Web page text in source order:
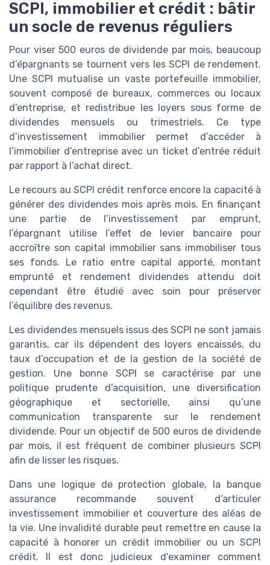
SCPI, immobilier et crédit : bâtir
un socle de revenus réguliers
Pour viser 500 euros de dividende par mois, beaucoup
d’épargnants se tournent vers les SCPI de rendement.
Une SCPI mutualise un vaste portefeuille immobilier,
souvent composé de bureaux, commerces ou locaux
d’entreprise, et redistribue les loyers sous forme de
dividendes mensuels ou trimestriels. Ce type
d’investissement immobilier permet d’accéder à
l’immobilier d’entreprise avec un ticket d’entrée réduit
par rapport à l’achat direct.
Le recours au SCPI crédit renforce encore la capacité à
générer des dividendes mois après mois. En finançant
une partie de l’investissement par emprunt,
l’épargnant utilise l’effet de levier bancaire pour
accroître son capital immobilier sans immobiliser tous
ses fonds. Le ratio entre capital apporté, montant
emprunté et rendement dividendes attendu doit
cependant être étudié avec soin pour préserver
l’équilibre des revenus.
Les dividendes mensuels issus des SCPI ne sont jamais
garantis, car ils dépendent des loyers encaissés, du
taux d’occupation et de la gestion de la société de
gestion. Une bonne SCPI se caractérise par une
politique prudente d’acquisition, une diversification
géographique et sectorielle, ainsi qu’une
communication transparente sur le rendement
dividende. Pour un objectif de 500 euros de dividende
par mois, il est fréquent de combiner plusieurs SCPI
afin de lisser les risques.
Dans une logique de protection globale, la banque
assurance recommande souvent d’articuler
investissement immobilier et couverture des aléas de
la vie. Une invalidité durable peut remettre en cause la
capacité à honorer un crédit immobilier ou un SCPI
crédit. Il est donc judicieux d’examiner comment